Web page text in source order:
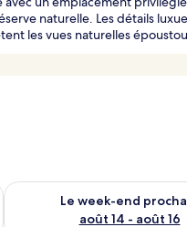
naturelle. Les détails
les vues naturelles
août 7 - août 9
Le week-end
août 14 - août 16
Vérifier la disponibilité